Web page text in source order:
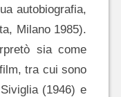
autobiografia,
Milano 1985).
sia come
tra cui sono
(1946) e